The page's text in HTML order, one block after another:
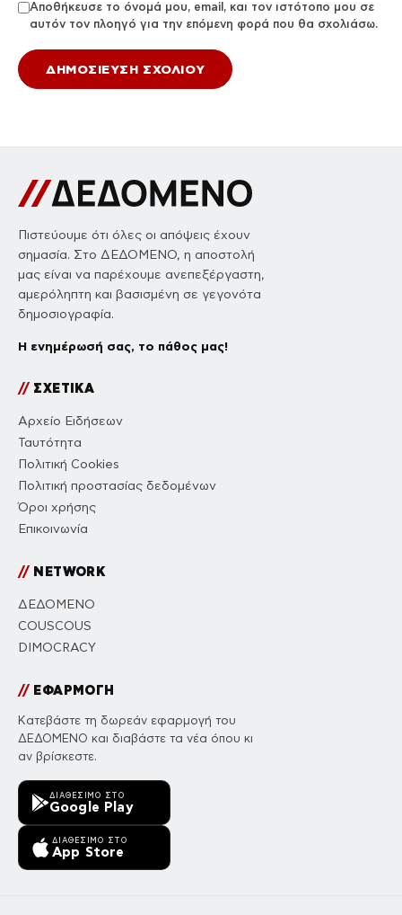
Αποθήκευσε το όνομά μου, email, και τον ιστότοπο μου σε
αυτόν τον πλοηγό για την επόμενη φορά που θα σχολιάσω.
Πιστεύουμε ότι όλες οι απόψεις έχουν
σημασία. Στο ΔΕΔΟΜΕΝΟ, η αποστολή
μας είναι να παρέχουμε ανεπεξέργαστη,
αμερόληπτη και βασισμένη σε γεγονότα
δημοσιογραφία.
Η ενημέρωσή σας, το πάθος μας!
//ΣΧΕΤΙΚΑ
Αρχείο Ειδήσεων
Ταυτότητα
Πολιτική Cookies
Πολιτική προστασίας δεδομένων
Όροι χρήσης
Επικοινωνία
//NETWORK
ΔΕΔΟΜΕΝΟ
COUSCOUS
DIMOCRACY
//ΕΦΑΡΜΟΓΗ
Κατεβάστε τη δωρεάν εφαρμογή του
ΔΕΔΟΜΕΝΟ και διαβάστε τα νέα όπου κι
αν βρίσκεστε.
ΔΙΑΘΈΣΙΜΟ ΣΤΟ
Google Play
ΔΙΑΘΈΣΙΜΟ ΣΤΟ
App Store